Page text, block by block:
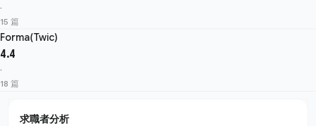
·
15 篇
Forma(Twic)
4.4
·
18 篇
求職者分析